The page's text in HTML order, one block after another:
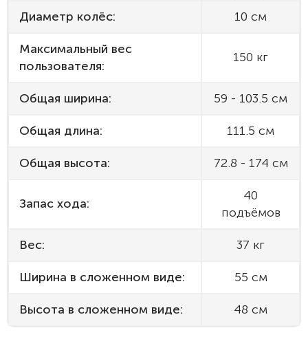
Диаметр колёс: 10 см
Максимальный вес
пользователя:
150 кг
Общая ширина: 59 - 103.5 см
Общая длина: 111.5 см
Общая высота: 72.8 - 174 см
Запас хода:
40
подъёмов
Вес: 37 кг
Ширина в сложенном виде: 55 см
Высота в сложенном виде: 48 см